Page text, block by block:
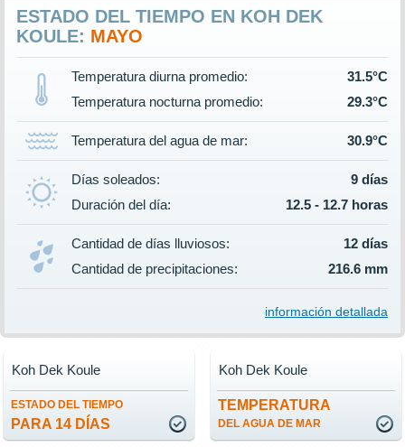
ESTADO DEL TIEMPO EN KOH DEK
KOULE: MAYO
Temperatura diurna promedio:
31.5°C
Temperatura nocturna promedio:
29.3°C
Temperatura del agua de mar: 30.9°C
Días soleados:
9 días
Duración del día:
12.5 - 12.7 horas
Cantidad de días lluviosos:
12 días
Cantidad de precipitaciones:
216.6 mm
información detallada
ESTADO DEL TIEMPO
PARA 14 DÍAS
Koh Dek Koule
TEMPERATURA
DEL AGUA DE MAR
Koh Dek Koule